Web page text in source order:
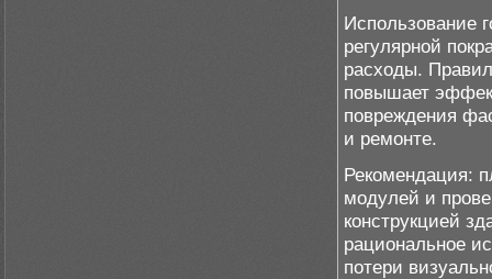
Использование
регулярной
расходы.
повышает
повреждения
и ремонте.
Рекомендация:
модулей и
конструкцией
рациональное
потери